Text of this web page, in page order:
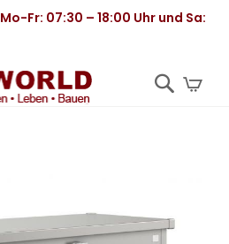
Mo-Fr: 07:30 – 18:00 Uhr und Sa: